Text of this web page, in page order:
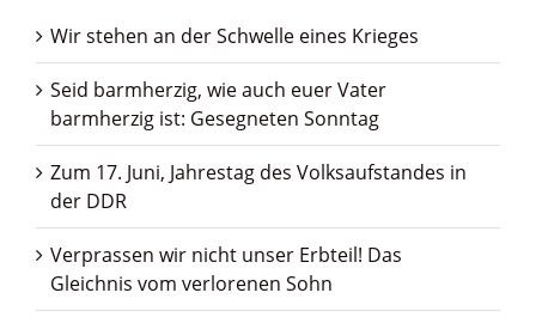
Wir stehen an der Schwelle eines Krieges
Seid barmherzig, wie auch euer Vater
barmherzig ist: Gesegneten Sonntag
Zum 17. Juni, Jahrestag des Volksaufstandes in
der DDR
Verprassen wir nicht unser Erbteil! Das
Gleichnis vom verlorenen Sohn